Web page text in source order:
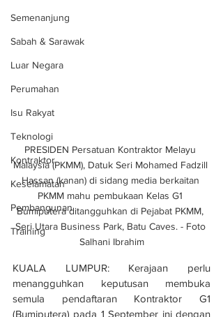
Semenanjung
Sabah & Sarawak
Luar Negara
Perumahan
Isu Rakyat
Teknologi
Kontraktor
Keselamatan
Pembangunan
Training
PRESIDEN Persatuan Kontraktor Melayu
Malaysia (PKMM), Datuk Seri Mohamed Fadzill
Hassan (kanan) di sidang media berkaitan
PKMM mahu pembukaan Kelas G1
Bumiputera ditangguhkan di Pejabat PKMM,
Seri Utara Business Park, Batu Caves. - Foto
Salhani Ibrahim
KUALA LUMPUR: Kerajaan perlu
menangguhkan keputusan membuka
semula pendaftaran Kontraktor G1
(Bumiputera) pada 1 September ini dengan